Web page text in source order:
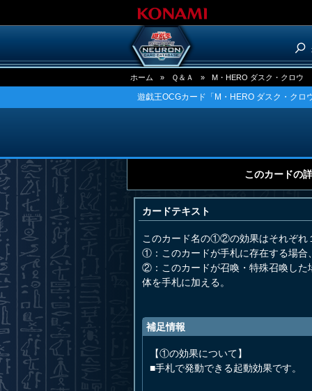
ホーム » Ｑ＆Ａ » M・HERO ダスク・クロウ
遊戯王OCGカード「M・HERO ダスク・クロ
このカードの
カードテキスト
このカード名の①②の効果はそれぞれ
①：このカードが手札に存在する場合
②：このカードが召喚・特殊召喚した
体を手札に加える。
補足情報
【①の効果について】
■手札で発動できる起動効果です。